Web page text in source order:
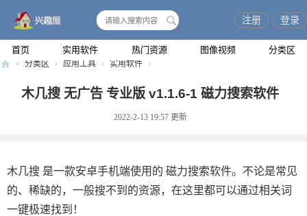
首页 实用软件 热门资源 图像视频 分类区
注册 登录
» 分类区 › 应用工具 › 实用软件 ›
木几搜 无广告 专业版 v1.1.6-1 磁力搜索软件
2022-2-13 19:57 更新
木几搜 是一款安卓手机端使用的 磁力搜索软件。不论是常见
的、稀缺的，一般搜不到的资源，在这里都可以通过相关词
一键极速找到！